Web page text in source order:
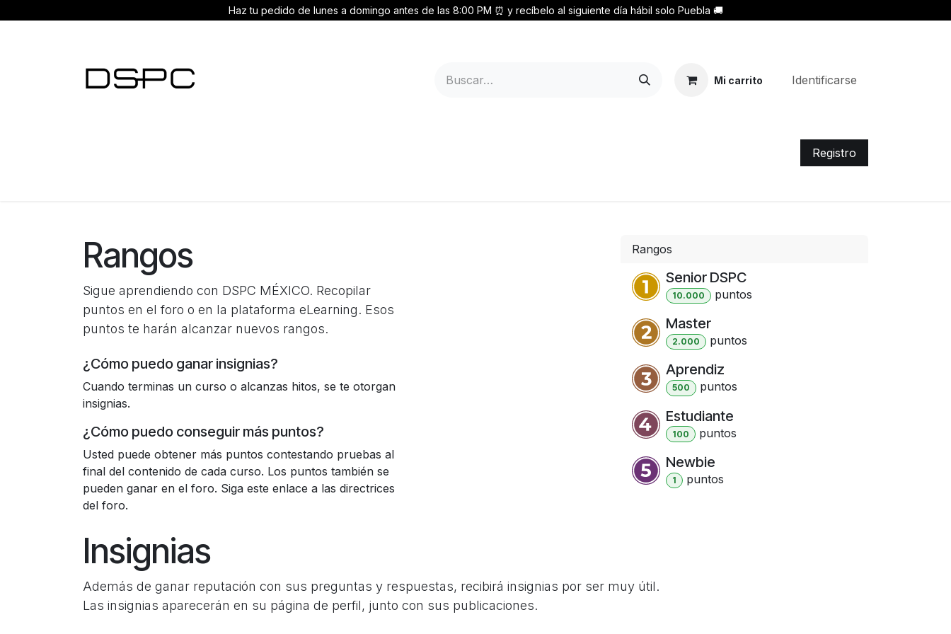
Haz tu pedido de lunes a domingo antes de las 8:00 PM ⏰ y recíbelo al siguiente día hábil solo Puebla 🚚
Mi carrito Identificarse
Registro
Rangos
Sigue aprendiendo con DSPC MÉXICO. Recopilar
puntos en el foro o en la plataforma eLearning. Esos
puntos te harán alcanzar nuevos rangos.
¿Cómo puedo ganar insignias?
Cuando terminas un curso o alcanzas hitos, se te otorgan
insignias.
¿Cómo puedo conseguir más puntos?
Usted puede obtener más puntos contestando pruebas al
final del contenido de cada curso. Los puntos también se
pueden ganar en el foro. Siga este enlace a las directrices
del foro.
Rangos
Senior DSPC
10.000 puntos
Master
2.000 puntos
Aprendiz
500 puntos
Estudiante
100 puntos
Newbie
1 puntos
Insignias
Además de ganar reputación con sus preguntas y respuestas, recibirá insignias por ser muy útil.
Las insignias aparecerán en su página de perfil, junto con sus publicaciones.